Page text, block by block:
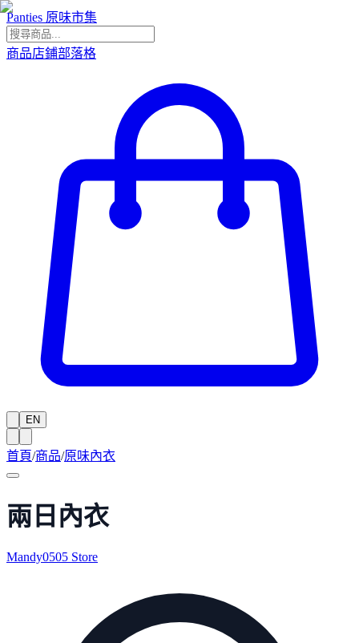
Panties 原味市集
商品店鋪部落格
EN
首頁/商品/原味內衣
兩日內衣
Mandy0505 Store